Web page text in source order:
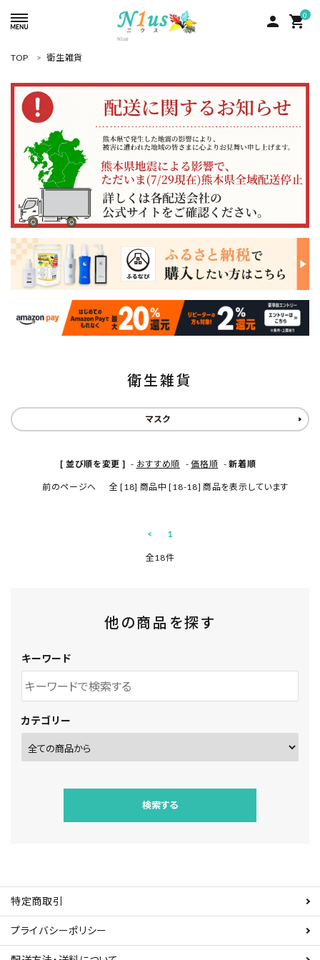
person 0
shopping_cart
ACCOUNT MENU
meeting_room ログイン person 新規会員登録
search
人気商品
カテゴリーから探す
グループ
コンテンツ
INFORMATION
TOP 衛生雑貨
衛生雑貨
マスク
[ 並び順を変更 ] - おすすめ順 -価格順 -新着順
前のページへ 全 [18] 商品中 [18-18] 商品を表示しています
< 1
全18件
他の商品を探す
キーワード
カテゴリー
検索する
キーワード
特定商取引
プライバシーポリシー